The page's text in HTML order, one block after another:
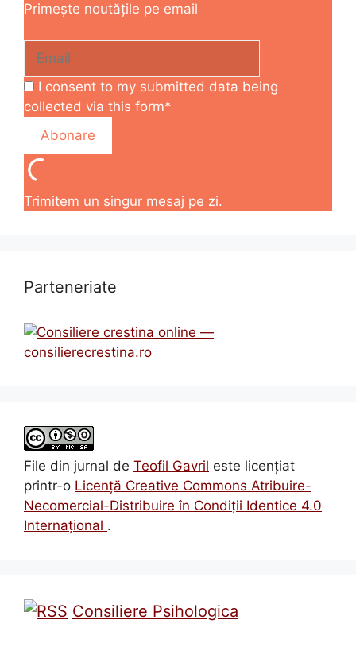
Primește noutățile pe email
I consent to my submitted data being
collected via this form*
Trimitem un singur mesaj pe zi.
Parteneriate
File din jurnal de Teofil Gavril este licenţiat
printr-o Licenţă Creative Commons Atribuire-
Necomercial-Distribuire în Condiţii Identice 4.0
Internațional .
Consiliere Psihologica